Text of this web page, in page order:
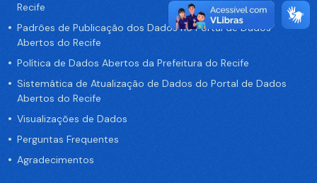
Recife
Padrões de Publicação dos Dados no Portal de Dados
Abertos do Recife
Política de Dados Abertos da Prefeitura do Recife
Sistemática de Atualização de Dados do Portal de Dados
Abertos do Recife
Visualizações de Dados
Perguntas Frequentes
Agradecimentos